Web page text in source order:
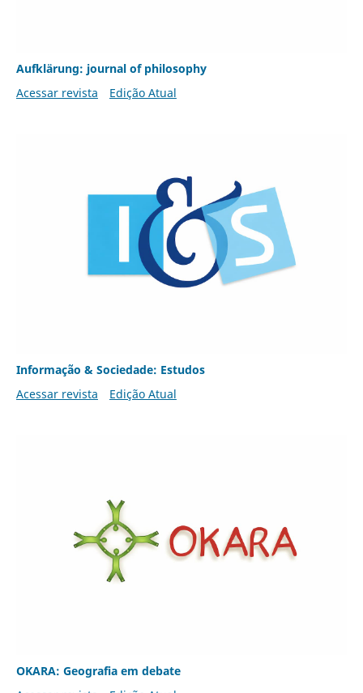
Aufklärung: journal of philosophy
Acessar revista
Edição Atual
Informação & Sociedade: Estudos
Acessar revista
Edição Atual
OKARA: Geografia em debate